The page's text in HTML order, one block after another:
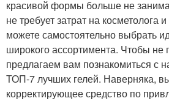
красивой формы больше не
не требует затрат на косметолога
можете самостоятельно выбрать
широкого ассортимента. Чтобы не
предлагаем вам познакомиться с
ТОП-7 лучших гелей. Наверняка,
корректирующее средство по